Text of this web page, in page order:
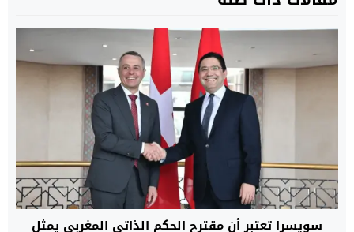
سويسرا تعتبر أن مقترح الحكم الذاتي المغربي يمثل